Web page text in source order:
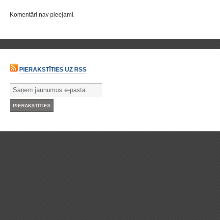
Komentāri nav pieejami.
PIERAKSTĪTIES UZ RSS